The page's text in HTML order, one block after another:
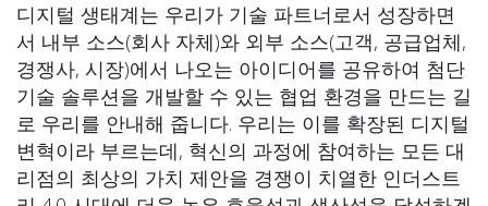
디지털 생태계는 우리가 기술 파트너로서 성장하면
서 내부 소스(회사 자체)와 외부 소스(고객, 공급업체,
경쟁사, 시장)에서 나오는 아이디어를 공유하여 첨단
기술 솔루션을 개발할 수 있는 협업 환경을 만드는 길
로 우리를 안내해 줍니다. 우리는 이를 확장된 디지털
변혁이라 부르는데, 혁신의 과정에 참여하는 모든 대
리점의 최상의 가치 제안을 경쟁이 치열한 인더스트